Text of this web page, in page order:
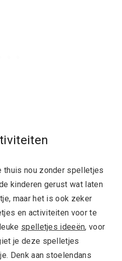
thuis nou zonder spelletjes
kinderen gerust wat laten
maar het is ook zeker
en activiteiten voor te
spelletjes ideeën, voor
je deze spelletjes
Denk aan stoelendans